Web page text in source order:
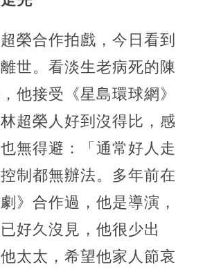
榮合作拍戲，今日看到
世。看淡生老病死的陳
他接受《星島環球網》
超榮人好到沒得比，感
無得避：「通常好人走
制都無辦法。多年前在
》合作過，他是導演，
好久沒見，他很少出
太太，希望他家人節哀